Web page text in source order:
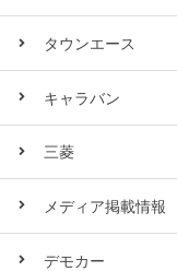
タウンエース
キャラバン
三菱
メディア掲載情報
デモカー